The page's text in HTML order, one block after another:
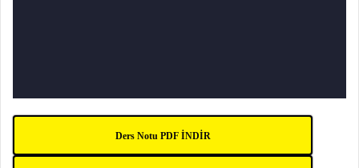
Ders Notu PDF İNDİR